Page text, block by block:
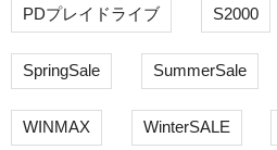
PDプレイドライブ S2000
SpringSale SummerSale
WINMAX WinterSALE